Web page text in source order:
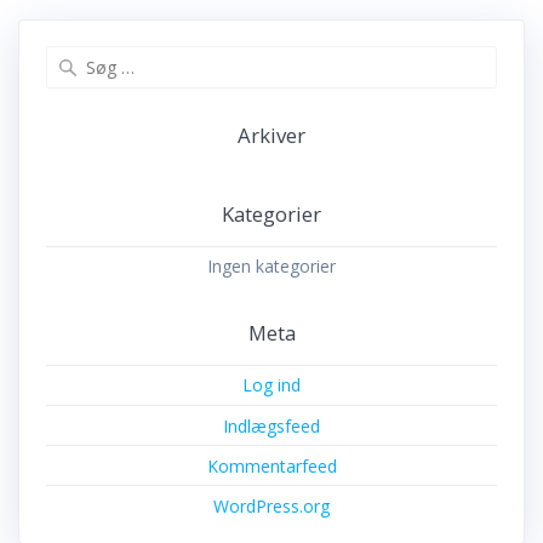
Arkiver
Kategorier
Ingen kategorier
Meta
Log ind
Indlægsfeed
Kommentarfeed
WordPress.org